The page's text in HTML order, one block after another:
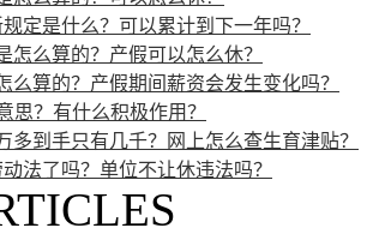
定是什么？可以累计到下一年吗？
怎么算的？产假可以怎么休？
么算的？产假期间薪资会发生变化吗？
思？有什么积极作用？
多到手只有几千？网上怎么查生育津贴？
法了吗？单位不让休违法吗？